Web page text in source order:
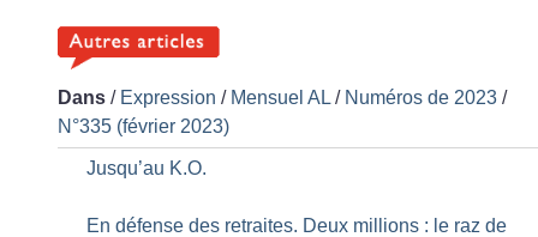
Dans / Expression / Mensuel AL / Numéros de 2023 /
N°335 (février 2023)
Jusqu’au K.O.
En défense des retraites. Deux millions : le raz de